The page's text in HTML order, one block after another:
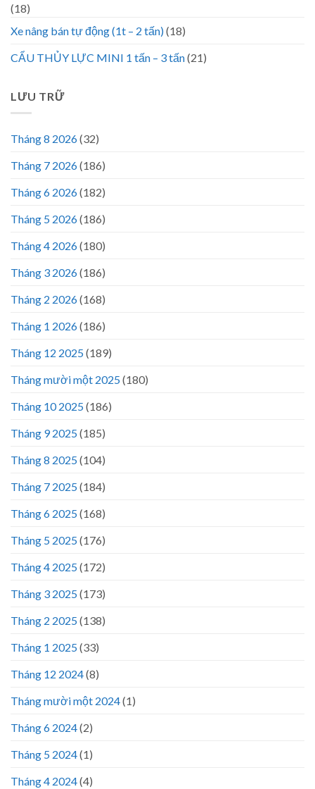
(18)
Xe nâng bán tự động (1t – 2 tấn)(18)
CẨU THỦY LỰC MINI 1 tấn – 3 tấn(21)
LƯU TRỮ
Tháng 8 2026(32)
Tháng 7 2026(186)
Tháng 6 2026(182)
Tháng 5 2026(186)
Tháng 4 2026(180)
Tháng 3 2026(186)
Tháng 2 2026(168)
Tháng 1 2026(186)
Tháng 12 2025(189)
Tháng mười một 2025(180)
Tháng 10 2025(186)
Tháng 9 2025(185)
Tháng 8 2025(104)
Tháng 7 2025(184)
Tháng 6 2025(168)
Tháng 5 2025(176)
Tháng 4 2025(172)
Tháng 3 2025(173)
Tháng 2 2025(138)
Tháng 1 2025(33)
Tháng 12 2024(8)
Tháng mười một 2024(1)
Tháng 6 2024(2)
Tháng 5 2024(1)
Tháng 4 2024(4)